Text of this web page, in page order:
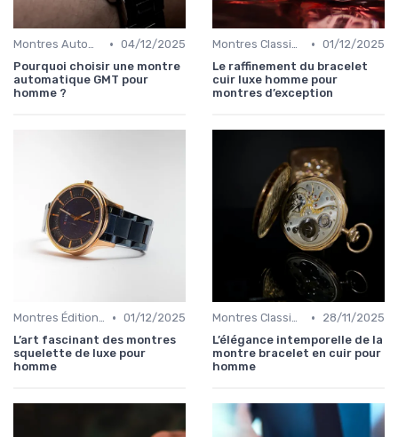
Montres Automatiques • 04/12/2025
Pourquoi choisir une montre
automatique GMT pour
homme ?
Montres Classiques • 01/12/2025
Le raffinement du bracelet
cuir luxe homme pour
montres d’exception
Montres Éditions Limitées • 01/12/2025
L’art fascinant des montres
squelette de luxe pour
homme
Montres Classiques •
28/11/2025
L’élégance intemporelle de la
montre bracelet en cuir pour
homme